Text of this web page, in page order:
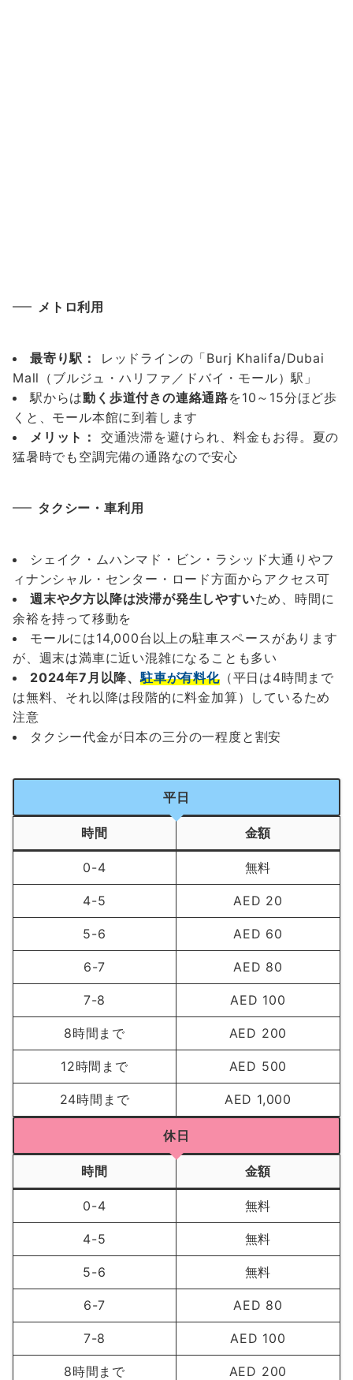
メトロ利用
最寄り駅：
レッドラインの「Burj Khalifa/Dubai
Mall（ブルジュ・ハリファ／ドバイ・モール）駅」
駅からは動く歩道付きの連絡通路を10～15分ほど歩
くと、モール本館に到着します
メリット：
交通渋滞を避けられ、料金もお得。夏の
猛暑時でも空調完備の通路なので安心
タクシー・車利用
シェイク・ムハンマド・ビン・ラシッド大通りやフ
ィナンシャル・センター・ロード方面からアクセス可
週末や夕方以降は渋滞が発生しやすいため、時間に
余裕を持って移動を
モールには14,000台以上の駐車スペースがあります
が、週末は満車に近い混雑になることも多い
2024年7月以降、 駐車が有料化（平日は4時間まで
は無料、それ以降は段階的に料金加算）しているため
注意
タクシー代金が日本の三分の一程度と割安
平日
時間 金額
0-4 無料
4-5 AED 20
5-6 AED 60
6-7 AED 80
7-8 AED 100
8時間まで AED 200
12時間まで AED 500
24時間まで AED 1,000
休日
時間 金額
0-4 無料
4-5 無料
5-6 無料
6-7 AED 80
7-8 AED 100
8時間まで AED 200